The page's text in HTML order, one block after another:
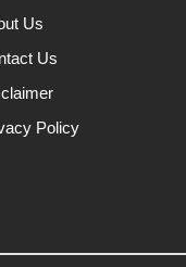
Us
Us
Policy